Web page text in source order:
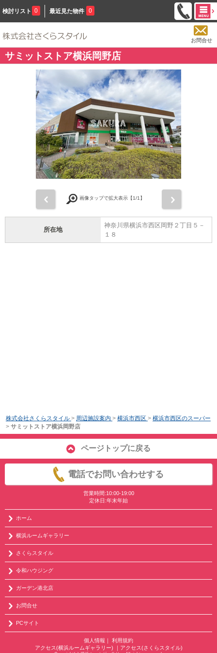
検討リスト 0 最近見た物件 0
お問合せ
サミットストア横浜岡野店
画像タップで拡大表示【1/1】
所在地
神奈川県横浜市西区岡野２丁目５－
１８
株式会社さくらスタイル > 周辺施設案内 > 横浜市西区 > 横浜市西区のスーパー
> サミットストア横浜岡野店
ページトップに戻る
電話でお問い合わせする
営業時間:10:00-19:00
定休日:年末年始
ホーム
横浜ルームギャラリー
さくらスタイル
令和ハウジング
ガーデン港北店
お問合せ
PCサイト
個人情報 ｜ 利用規約
アクセス(横浜ルームギャラリー) ｜ アクセス(さくらスタイル)